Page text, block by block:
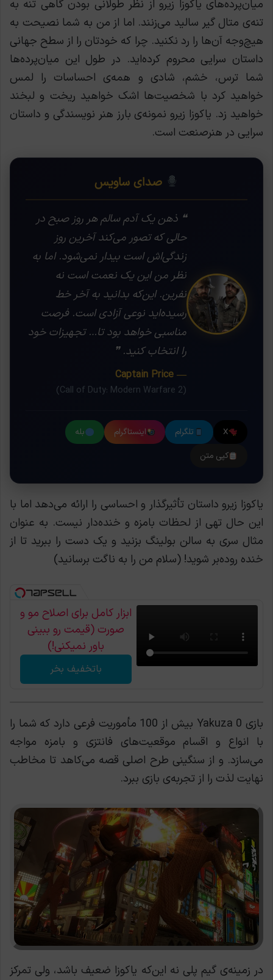
میان‌پرده‌های یاکوزا زیرو از نظر طولانی بودن گاهی تنه به
تنه‌ی متال گیر سالید می‌زنند. اما از من به شما نصیحت به
هیچ‌وجه آن‌ها را رد نکنید. چرا که خودتان را از سطح جهانی
داستان سرایی محروم کرده‌اید. در طول این میان‌پرده‌ها
شما ترس، خشم، شادی و همه‌ی احساسات را لمس
خواهید کرد با شخصیت‌ها اشک خواهید ریخت و لبخند
خواهید زد. یاکوزا زیرو نمونه‌ی بارز هنر نویسندگی و داستان
سرایی در هنرصنعت است.
صدای ساویس
❝ ذهن یک آدم سالم هر روز صبح در
حالی که تصور می‌کند آخرین روز
زندگی‌اش است بیدار نمی‌شود. اما به
نظر من این یک نعمت است نه
نفرین. این‌که بدانید به آخر خط
رسیده‌اید نوعی آزادی است. فرصت
مناسبی خواهد بود تا… تجهیزات خود
را انتخاب کنید. ❞
— Captain Price
(Call of Duty: Modern Warfare 2)
X تلگرام اینستاگرام
بله
کپی متن
یاکوزا زیرو داستان تأثیرگذار و احساسی را ارائه می‌دهد اما با
این حال تهی از لحظات بامزه و خنده‌دار نیست. به عنوان
مثال سری به سالن بولینگ بزنید و یک دست را ببرید تا از
خنده روده‌بر شوید! (سلام من را به ناگت برسانید)
ابزار کامل برای اصلاح مو و
صورت (قیمت رو ببینی
باور نمیکنی!)
باتخفیف بخر
بازی Yakuza 0 بیش از 100 مأموریت فرعی دارد که شما را
با انواع و اقسام موقعیت‌های فانتزی و بامزه مواجه
می‌سازد. و از سنگینی طرح اصلی قصه می‌کاهد تا مخاطب
نهایت لذت را از تجربه‌ی بازی ببرد.
در زمینه‌ی گیم پلی نه این‌که یاکوزا ضعیف باشد، ولی تمرکز